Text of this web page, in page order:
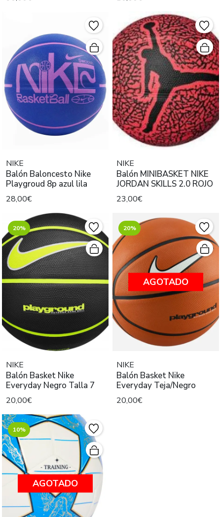
NIKE
Balón Baloncesto Nike
Playgroud 8p azul lila
28,00€
NIKE
Balón MINIBASKET NIKE
JORDAN SKILLS 2.0 ROJO
23,00€
20%
NIKE
Balón Basket Nike
Everyday Negro Talla 7
20,00€
20%
AGOTADO
NIKE
Balón Basket Nike
Everyday Teja/Negro
20,00€
10%
AGOTADO